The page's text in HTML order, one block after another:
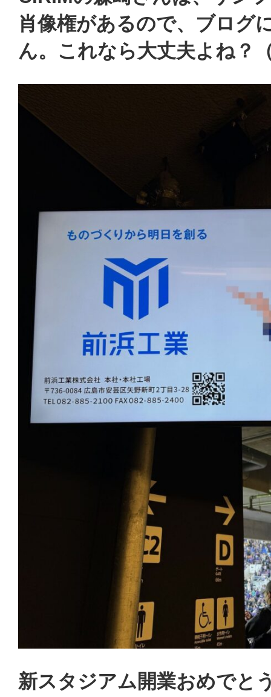
肖像権があるので、ブログ
ん。これなら大丈夫よね？
新スタジアム開業おめでと